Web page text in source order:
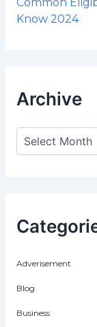
Know 2024
Archive
Adverisement
Blog
Business